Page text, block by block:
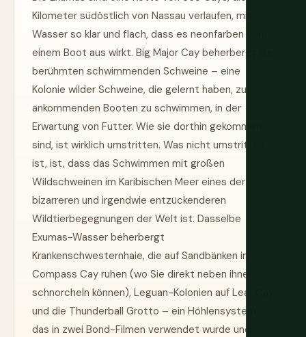
Kilometer südöstlich von Nassau verlaufen, mit
Wasser so klar und flach, dass es neonfarben von
einem Boot aus wirkt. Big Major Cay beherbergt die
berühmten schwimmenden Schweine – eine
Kolonie wilder Schweine, die gelernt haben, zu
ankommenden Booten zu schwimmen, in der
Erwartung von Futter. Wie sie dorthin gekommen
sind, ist wirklich umstritten. Was nicht umstritten
ist, ist, dass das Schwimmen mit großen
Wildschweinen im Karibischen Meer eines der
bizarreren und irgendwie entzückenderen
Wildtierbegegnungen der Welt ist. Dasselbe
Exumas-Wasser beherbergt
Krankenschwesternhaie, die auf Sandbänken in
Compass Cay ruhen (wo Sie direkt neben ihnen
schnorcheln können), Leguan-Kolonien auf Leaf Cay
und die Thunderball Grotto – ein Höhlensystem,
das in zwei Bond-Filmen verwendet wurde und